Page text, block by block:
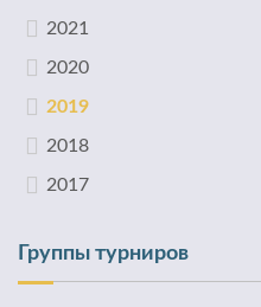
2021
2020
2019
2018
2017
Группы турниров